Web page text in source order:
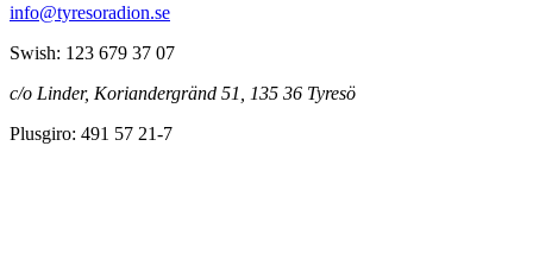
info@tyresoradion.se
Swish: 123 679 37 07
c/o Linder, Koriandergränd 51, 135 36 Tyresö
Plusgiro: 491 57 21-7